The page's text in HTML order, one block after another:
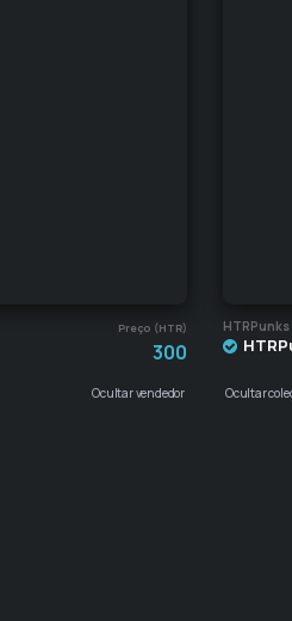
Preço (HTR)
300
Ocultar vendedor
HTRPunks
Ocultar